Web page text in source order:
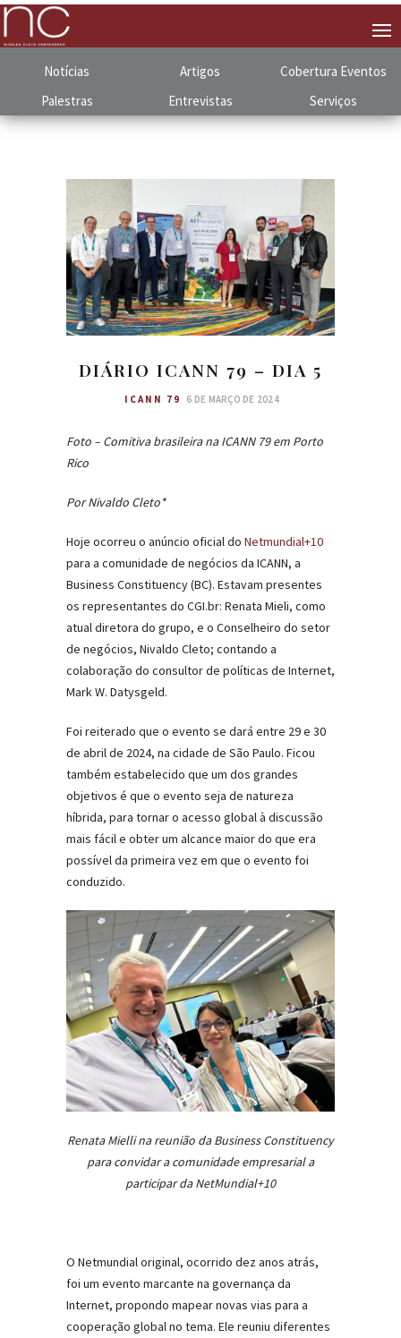
Notícias Artigos Cobertura Eventos
Palestras
Entrevistas Serviços
DIÁRIO ICANN 79 – DIA 5
ICANN 79 6 DE MARÇO DE 2024
Foto – Comitiva brasileira naICANN79 em Porto
Rico
Por Nivaldo Cleto*
Hoje ocorreu o anúncio oficial do Netmundial+10
para a comunidade de negócios da ICANN, a
Business Constituency (BC). Estavam presentes
os representantes do CGI.br: Renata Mieli, como
atual diretora do grupo, e o Conselheiro do setor
de negócios, Nivaldo Cleto; contando a
colaboração do consultor de políticas de Internet,
Mark W. Datysgeld.
Foi reiterado que o evento se dará entre 29 e 30
de abril de 2024, na cidade de São Paulo. Ficou
também estabelecido que um dos grandes
objetivos é que o evento seja de natureza
híbrida, para tornar o acesso global à discussão
mais fácil e obter um alcance maior do que era
possível da primeira vez em que o evento foi
conduzido.
Renata Mielli na reunião da Business Constituency
para convidar a comunidade empresarial a
participar da NetMundial+10
O Netmundial original, ocorrido dez anos atrás,
foi um evento marcante na governança da
Internet, propondo mapear novas vias para a
cooperação global no tema. Ele reuniu diferentes